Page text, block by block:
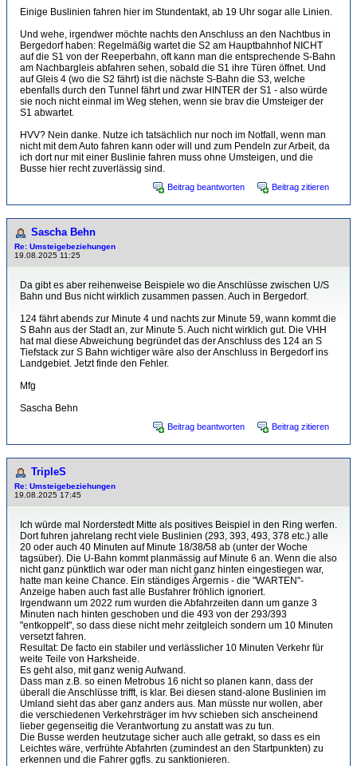
Einige Buslinien fahren hier im Stundentakt, ab 19 Uhr sogar alle Linien.
Und wehe, irgendwer möchte nachts den Anschluss an den Nachtbus in
Bergedorf haben: Regelmäßig wartet die S2 am Hauptbahnhof NICHT
auf die S1 von der Reeperbahn, oft kann man die entsprechende S-Bahn
am Nachbargleis abfahren sehen, sobald die S1 ihre Türen öffnet. Und
auf Gleis 4 (wo die S2 fährt) ist die nächste S-Bahn die S3, welche
ebenfalls durch den Tunnel fährt und zwar HINTER der S1 - also würde
sie noch nicht einmal im Weg stehen, wenn sie brav die Umsteiger der
S1 abwartet.
HVV? Nein danke. Nutze ich tatsächlich nur noch im Notfall, wenn man
nicht mit dem Auto fahren kann oder will und zum Pendeln zur Arbeit, da
ich dort nur mit einer Buslinie fahren muss ohne Umsteigen, und die
Busse hier recht zuverlässig sind.
Beitrag beantworten Beitrag zitieren
Sascha Behn
Re: Umsteigebeziehungen
19.08.2025 11:25
Da gibt es aber reihenweise Beispiele wo die Anschlüsse zwischen U/S
Bahn und Bus nicht wirklich zusammen passen. Auch in Bergedorf.
124 fährt abends zur Minute 4 und nachts zur Minute 59, wann kommt die
S Bahn aus der Stadt an, zur Minute 5. Auch nicht wirklich gut. Die VHH
hat mal diese Abweichung begründet das der Anschluss des 124 an S
Tiefstack zur S Bahn wichtiger wäre also der Anschluss in Bergedorf ins
Landgebiet. Jetzt finde den Fehler.
Mfg
Sascha Behn
Beitrag beantworten Beitrag zitieren
TripleS
Re: Umsteigebeziehungen
19.08.2025 17:45
Ich würde mal Norderstedt Mitte als positives Beispiel in den Ring werfen.
Dort fuhren jahrelang recht viele Buslinien (293, 393, 493, 378 etc.) alle
20 oder auch 40 Minuten auf Minute 18/38/58 ab (unter der Woche
tagsüber). Die U-Bahn kommt planmässig auf Minute 6 an. Wenn die also
nicht ganz pünktlich war oder man nicht ganz hinten eingestiegen war,
hatte man keine Chance. Ein ständiges Ärgernis - die "WARTEN"-
Anzeige haben auch fast alle Busfahrer fröhlich ignoriert.
Irgendwann um 2022 rum wurden die Abfahrzeiten dann um ganze 3
Minuten nach hinten geschoben und die 493 von der 293/393
"entkoppelt", so dass diese nicht mehr zeitgleich sondern um 10 Minuten
versetzt fahren.
Resultat: De facto ein stabiler und verlässlicher 10 Minuten Verkehr für
weite Teile von Harksheide.
Es geht also, mit ganz wenig Aufwand.
Dass man z.B. so einen Metrobus 16 nicht so planen kann, dass der
überall die Anschlüsse trifft, is klar. Bei diesen stand-alone Buslinien im
Umland sieht das aber ganz anders aus. Man müsste nur wollen, aber
die verschiedenen Verkehrsträger im hvv schieben sich anscheinend
lieber gegenseitig die Verantwortung zu anstatt was zu tun.
Die Busse werden heutzutage sicher auch alle getrakt, so dass es ein
Leichtes wäre, verfrühte Abfahrten (zumindest an den Startpunkten) zu
erkennen und die Fahrer ggfls. zu sanktionieren.